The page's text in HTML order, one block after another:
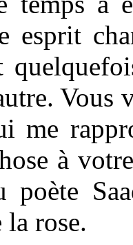
esprit
Vous
me
à
poète
rose.